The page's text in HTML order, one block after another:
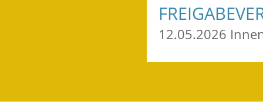
12.05.2026